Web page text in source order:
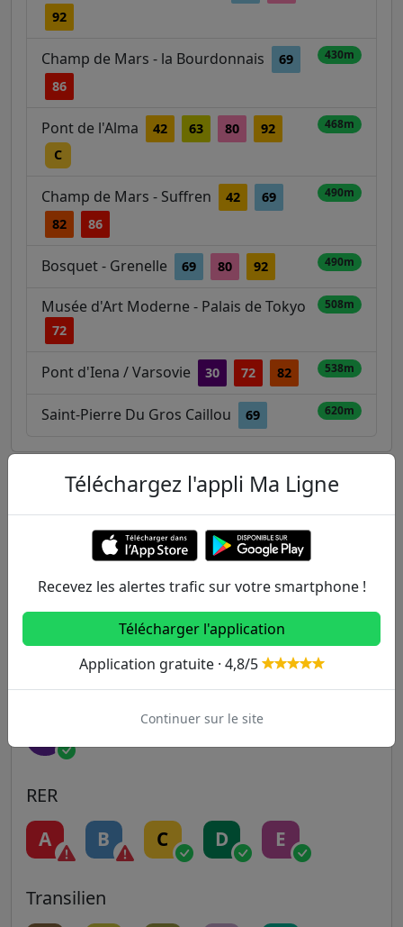
92
Champ de Mars - la Bourdonnais
69
86
430m
Pont de l'Alma 42 63 80
92
C
468m
Champ de Mars - Suffren 42
69
82
86
490m
Bosquet - Grenelle 69 80 92 490m
Musée d'Art Moderne - Palais de Tokyo
72
508m
Pont d'Iena / Varsovie 30 72 82 538m
Saint-Pierre Du Gros Caillou 69 620m
Autres lignes
1 2 3 3B 4
7 7B 8
9 10 11 12 13
RER
A B C D E
Transilien
Téléchargez l'appli Ma Ligne
Recevez les alertes trafic sur votre smartphone !
Télécharger l'application
Application gratuite · 4,8/5
Continuer sur le site